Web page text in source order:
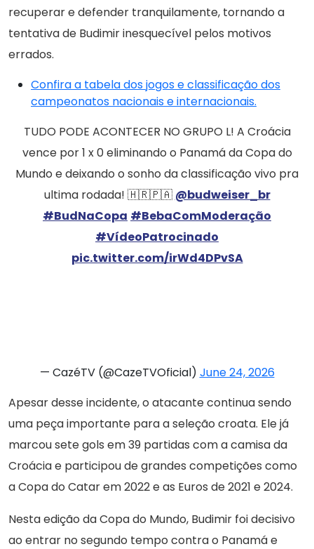
recuperar e defender tranquilamente, tornando a
tentativa de Budimir inesquecível pelos motivos
errados.
Confira a tabela dos jogos e classificação dos
campeonatos nacionais e internacionais.
TUDO PODE ACONTECER NO GRUPO L! A Croácia
vence por 1 x 0 eliminando o Panamá da Copa do
Mundo e deixando o sonho da classificação vivo pra
ultima rodada! 🇭🇷🇵🇦 @budweiser_br
#BudNaCopa #BebaComModeração
#VídeoPatrocinado
pic.twitter.com/irWd4DPvSA
— CazéTV (@CazeTVOficial) June 24, 2026
Apesar desse incidente, o atacante continua sendo
uma peça importante para a seleção croata. Ele já
marcou sete gols em 39 partidas com a camisa da
Croácia e participou de grandes competições como
a Copa do Catar em 2022 e as Euros de 2021 e 2024.
Nesta edição da Copa do Mundo, Budimir foi decisivo
ao entrar no segundo tempo contra o Panamá e